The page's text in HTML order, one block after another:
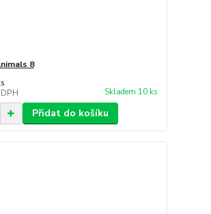
8
Skladem 10 ks
Přidat do košíku